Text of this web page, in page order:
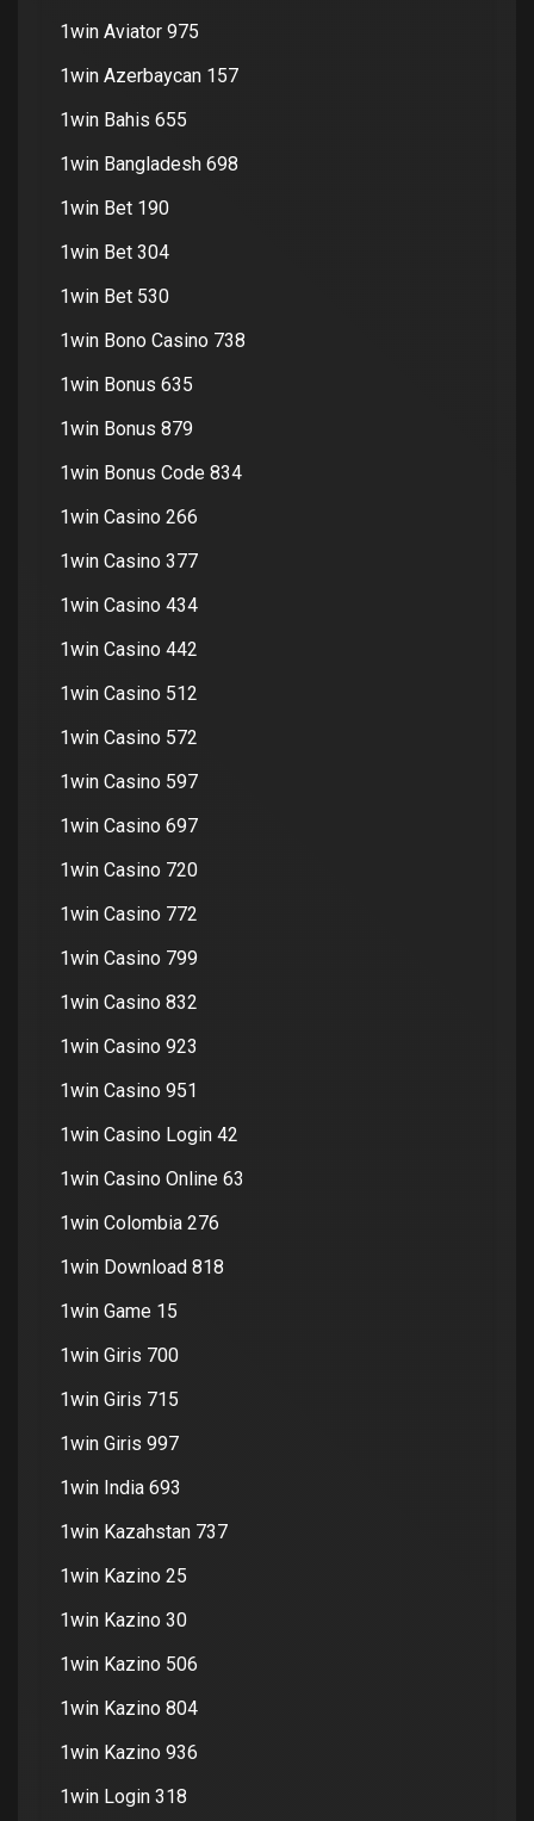
1win Aviator 975
1win Azerbaycan 157
1win Bahis 655
1win Bangladesh 698
1win Bet 190
1win Bet 304
1win Bet 530
1win Bono Casino 738
1win Bonus 635
1win Bonus 879
1win Bonus Code 834
1win Casino 266
1win Casino 377
1win Casino 434
1win Casino 442
1win Casino 512
1win Casino 572
1win Casino 597
1win Casino 697
1win Casino 720
1win Casino 772
1win Casino 799
1win Casino 832
1win Casino 923
1win Casino 951
1win Casino Login 42
1win Casino Online 63
1win Colombia 276
1win Download 818
1win Game 15
1win Giris 700
1win Giris 715
1win Giris 997
1win India 693
1win Kazahstan 737
1win Kazino 25
1win Kazino 30
1win Kazino 506
1win Kazino 804
1win Kazino 936
1win Login 318